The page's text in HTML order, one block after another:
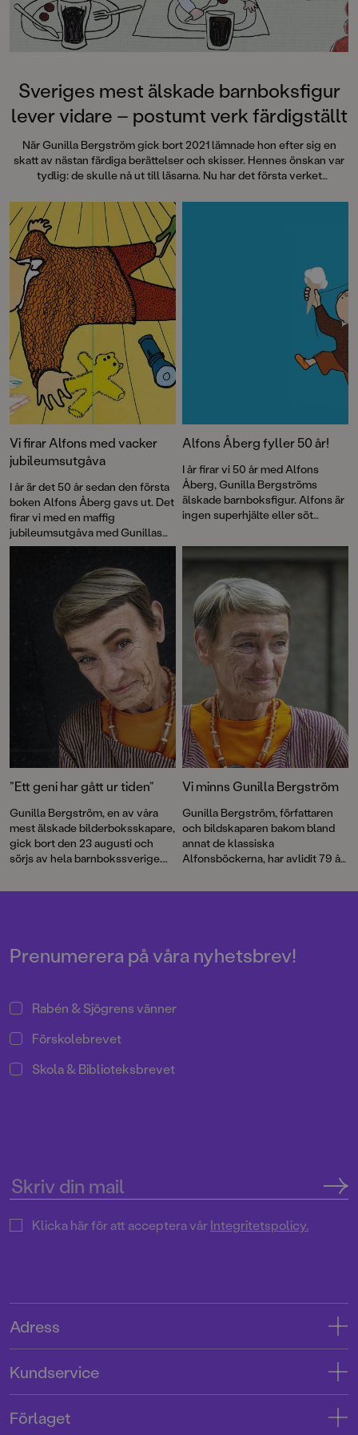
särskilt att rutscha med i Jenny
Dahlbergs bilder som inte sitter still
en enda sekund. På vartenda
uppslag finns tusen detaljer att
följa familjens hund på dess
sniffande äventyr." - Pia Huss,
DN"En bok som kommer att locka
till skratt hos såväl små som stora." -
BTJ.
Sveriges mest älskade barnboksfigur
lever vidare – postumt verk färdigställt
När Gunilla Bergström gick bort 2021 lämnade hon efter sig en
skatt av nästan färdiga berättelser och skisser. Hennes önskan var
tydlig: de skulle nå ut till läsarna. Nu har det första verket
Vi firar Alfons med vacker
jubileumsutgåva
I år är det 50 år sedan den första
boken Alfons Åberg gavs ut. Det
firar vi med en maffig
jubileumsutgåva med Gunillas
Bergströms bästa
författaren själv.
Alfons Åberg fyller 50 år!
I år firar vi 50 år med Alfons
Åberg, Gunilla Bergströms
älskade barnboksfigur. Alfons är
ingen superhjälte eller söt
vi. Och kanske är det just därför
som han blivit vår kompis.
”Ett geni har gått ur tiden”
Gunilla Bergström, en av våra
mest älskade bilderboksskapare,
gick bort den 23 augusti och
sörjs av hela barnbokssverige.
och reaktioner på hennes
Vi minns Gunilla Bergström
Gunilla Bergström, författaren
och bildskaparen bakom bland
annat de klassiska
Alfonsböckerna, har avlidit 79 år
Prenumerera på våra nyhetsbrev!
Rabén & Sjögrens vänner
Förskolebrevet
Skola & Biblioteksbrevet
Klicka här för att acceptera vårIntegritetspolicy.
Adress
Tryckerigatan 4
Kundservice
Förlaget